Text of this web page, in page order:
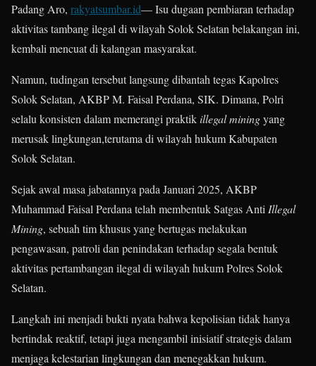
Padang Aro, rakyatsumbar.id— Isu dugaan pembiaran terhadap
aktivitas tambang ilegal di wilayah Solok Selatan belakangan ini,
kembali mencuat di kalangan masyarakat.
Namun, tudingan tersebut langsung dibantah tegas Kapolres
Solok Selatan, AKBP M. Faisal Perdana, SIK. Dimana, Polri
selalu konsisten dalam memerangi praktikillegal miningyang
merusak lingkungan,terutama di wilayah hukum Kabupaten
Solok Selatan.
Sejak awal masa jabatannya pada Januari 2025, AKBP
Muhammad Faisal Perdana telah membentuk Satgas Anti Illegal
Mining, sebuah tim khusus yang bertugas melakukan
pengawasan, patroli dan penindakan terhadap segala bentuk
aktivitas pertambangan ilegal di wilayah hukum Polres Solok
Selatan.
Langkah ini menjadi bukti nyata bahwa kepolisian tidak hanya
bertindak reaktif, tetapi juga mengambil inisiatif strategis dalam
menjaga kelestarian lingkungan dan menegakkan hukum.